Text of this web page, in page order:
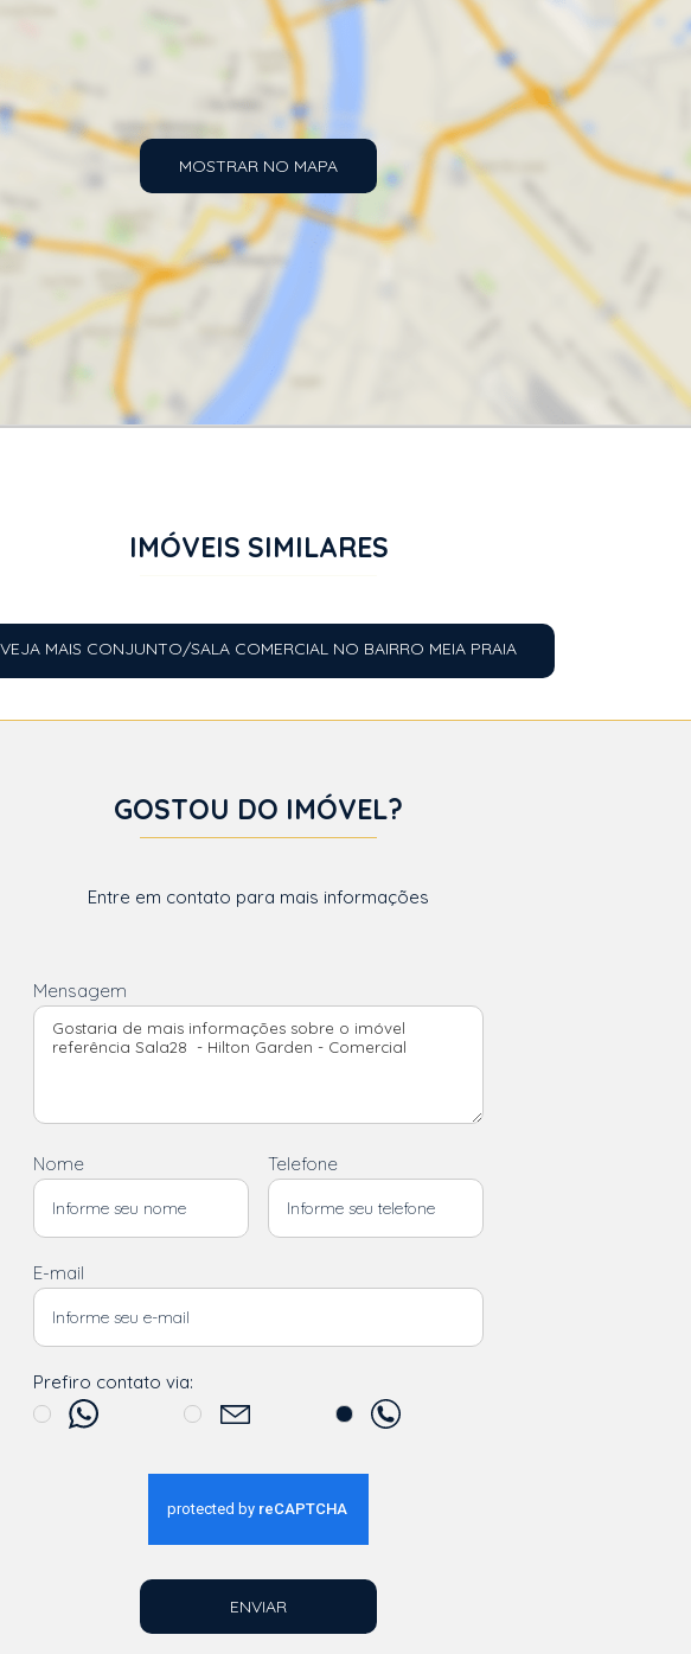
MOSTRAR NO MAPA
IMÓVEIS SIMILARES
VEJA MAIS CONJUNTO/SALA COMERCIAL NO BAIRRO MEIA PRAIA
GOSTOU DO IMÓVEL?
Entre em contato para mais informações
Mensagem
Nome Telefone
E-mail
Prefiro contato via:
ENVIAR